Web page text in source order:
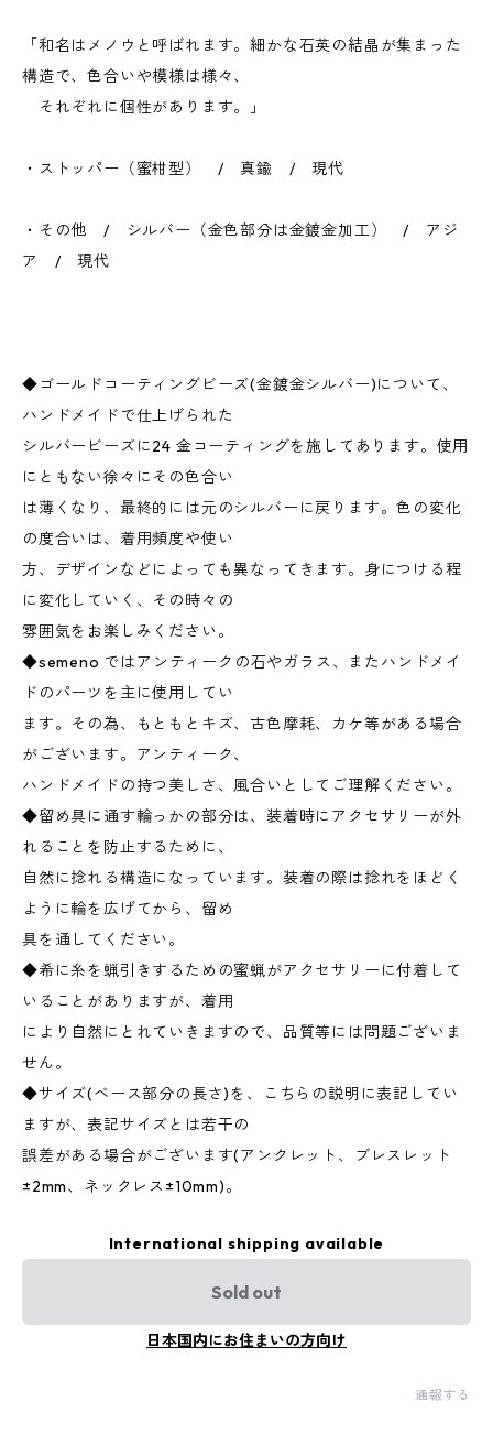
「和名はメノウと呼ばれます。細かな石英の結晶が集まった
構造で、色合いや模様は様々、
それぞれに個性があります。」
・ストッパー（蜜柑型） / 真鍮 / 現代
・その他 / シルバー（金色部分は金鍍金加工） / アジ
ア / 現代
◆ゴールドコーティングビーズ(金鍍金シルバー)について、
ハンドメイドで仕上げられた
シルバービーズに24 金コーティングを施してあります。使用
にともない徐々にその色合い
は薄くなり、最終的には元のシルバーに戻ります。色の変化
の度合いは、着用頻度や使い
方、デザインなどによっても異なってきます。身につける程
に変化していく、その時々の
雰囲気をお楽しみください。
◆semeno ではアンティークの石やガラス、またハンドメイ
ドのパーツを主に使用してい
ます。その為、もともとキズ、古色摩耗、カケ等がある場合
がございます。アンティーク、
ハンドメイドの持つ美しさ、風合いとしてご理解ください。
◆留め具に通す輪っかの部分は、装着時にアクセサリーが外
れることを防止するために、
自然に捻れる構造になっています。装着の際は捻れをほどく
ように輪を広げてから、留め
具を通してください。
◆希に糸を蝋引きするための蜜蝋がアクセサリーに付着して
いることがありますが、着用
により自然にとれていきますので、品質等には問題ございま
せん。
◆サイズ(ベース部分の長さ)を、こちらの説明に表記してい
ますが、表記サイズとは若干の
誤差がある場合がございます(アンクレット、ブレスレット
±2mm、ネックレス±10mm)。
International shipping available
Sold out
日本国内にお住まいの方向け
通報する